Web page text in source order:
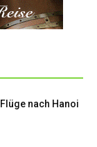
nach Hanoi